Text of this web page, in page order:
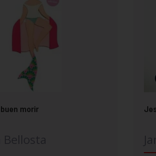
morir